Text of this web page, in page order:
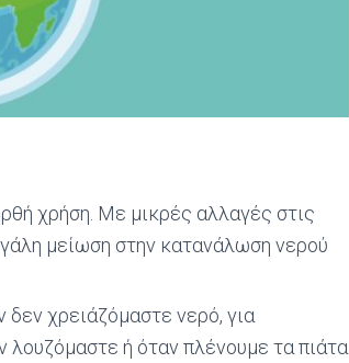
χρήση. Με μικρές αλλαγές στις
μείωση στην κατανάλωση νερού
χρειάζόμαστε νερό, για
λουζόμαστε ή όταν πλένουμε τα πιάτα